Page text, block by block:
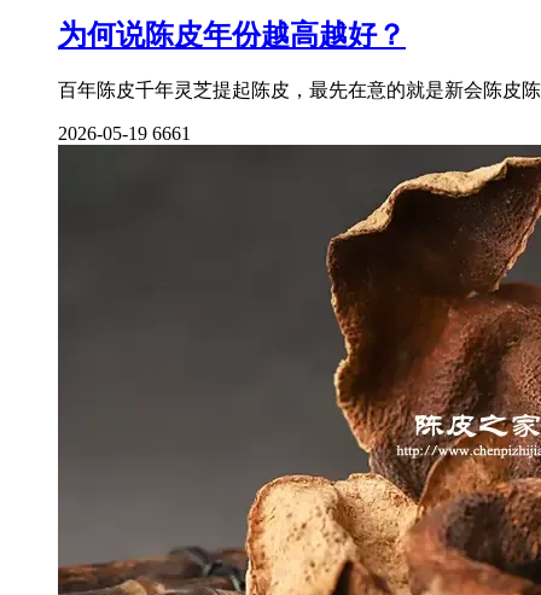
为何说陈皮年份越高越好？
百年陈皮千年灵芝提起陈皮，最先在意的就是新会陈皮
2026-05-19 6661